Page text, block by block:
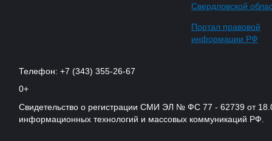
Свердловской
Портал правовой
информации РФ
Телефон: +7 (343) 355-26-67
0+
Свидетельство о регистрации СМИ ЭЛ № ФС 77 - 62739 от
информационных технологий и массовых коммуникаций РФ.